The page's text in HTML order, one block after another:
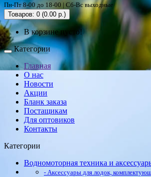
Пн-Пт 8-00 до 18-00 | Сб-Вс выходные
Товаров: 0 (0.00 р.)
В корзине пусто!
Категории
Главная
О нас
Новости
Акции
Бланк заказа
Постащикам
Для оптовиков
Контакты
Категории
Водномоторная техника и
- Аксессуары для лодок,